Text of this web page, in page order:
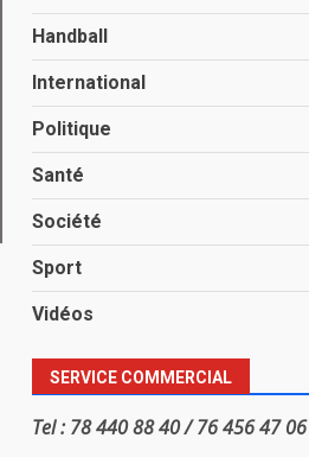
Handball
International
Politique
Santé
Société
Sport
Vidéos
SERVICE COMMERCIAL
Tel : 78 440 88 40 / 76 456 47 06